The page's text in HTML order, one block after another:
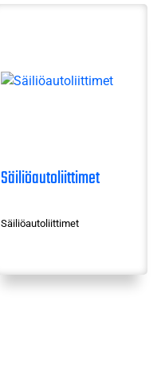
Säiliöautoliittimet
Säiliöautoliittimet